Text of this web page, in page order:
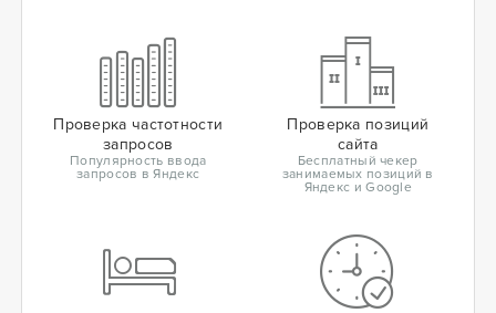
Проверка частотности
запросов
Популярность ввода
запросов в Яндекс
Проверка позиций
сайта
Бесплатный чекер
занимаемых позиций в
Яндекс и Google